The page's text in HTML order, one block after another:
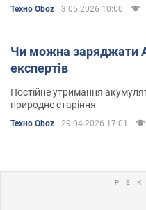
Техно Oboz 3.05.2026 10:00
Чи можна заряджати
експертів
Постійне утримання
природне старіння
Техно Oboz 29.04.2026 17:01